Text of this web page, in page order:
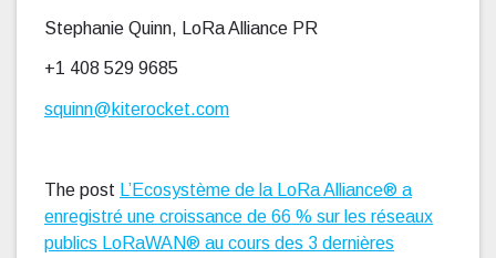
Stephanie Quinn, LoRa Alliance PR
+1 408 529 9685
squinn@kiterocket.com
The post L’Ecosystème de la LoRa Alliance® a
enregistré une croissance de 66 % sur les réseaux
publics LoRaWAN® au cours des 3 dernières